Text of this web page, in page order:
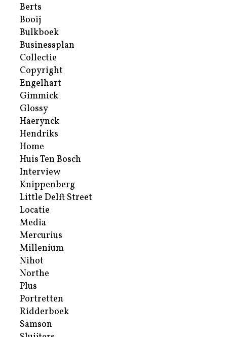
Berts
Booij
Bulkboek
Businessplan
Collectie
Copyright
Engelhart
Gimmick
Glossy
Haerynck
Hendriks
Home
Huis Ten Bosch
Interview
Knippenberg
Little Delft Street
Locatie
Media
Mercurius
Millenium
Nihot
Northe
Plus
Portretten
Ridderboek
Samson